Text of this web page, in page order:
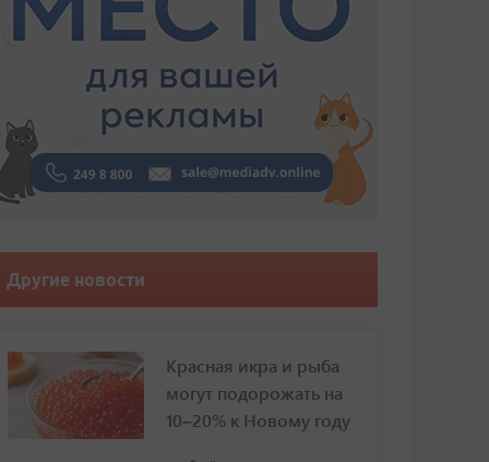
Другие новости
Красная икра и рыба
могут подорожать на
10–20% к Новому году